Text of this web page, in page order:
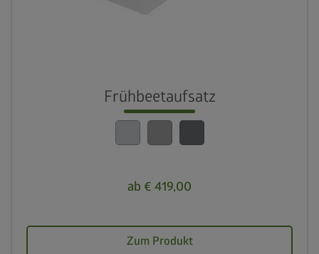
Frühbeetaufsatz
ab € 419,00
Zum Produkt